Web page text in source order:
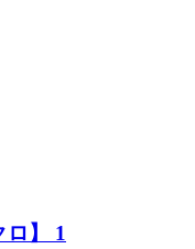
ロ】 1